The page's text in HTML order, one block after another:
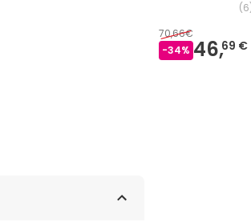
(6
70,66€
-34% 46,69 €